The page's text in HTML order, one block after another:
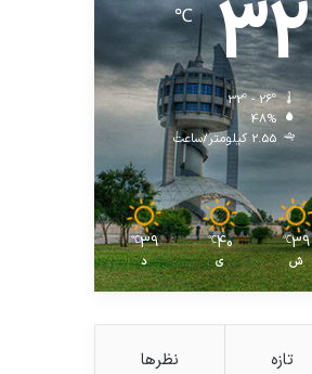
32
℃
32º - 26º
48%
2.55 کیلومتر/ساعت
39
℃
ش
40
℃
ی
39
℃
د
تازه نظرها